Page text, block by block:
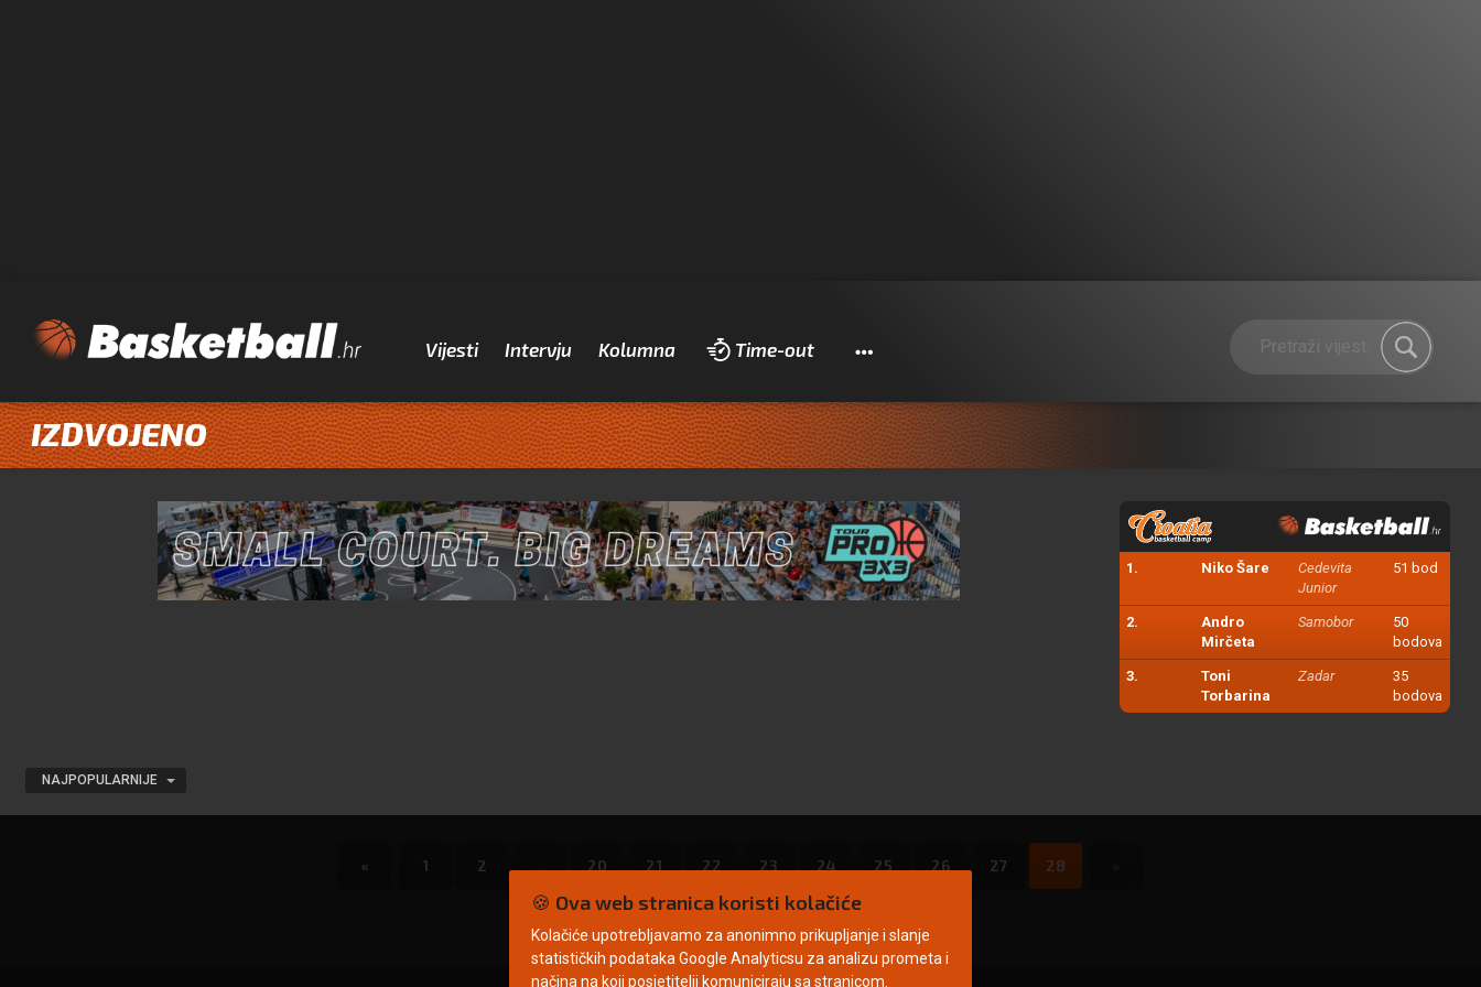
Vijesti Intervju Kolumna Time-out Pretraži
IZDVOJENO
1. Niko Šare
Cedevita
Junior
51 bod
2.
Andro
Mirčeta
Samobor
50
bodova
3.
Toni
Torbarina
Zadar
35
bodova
NAJPOPULARNIJE
« 1 2 20 21 22 23 24 25 26 27 28
🍪 Ova web stranica koristi kolačiće
Kolačiće upotrebljavamo za anonimno prikupljanje i slanje
statističkih podataka Google Analyticsu za analizu prometa i
načina na koji posjetitelji komuniciraju sa stranicom.